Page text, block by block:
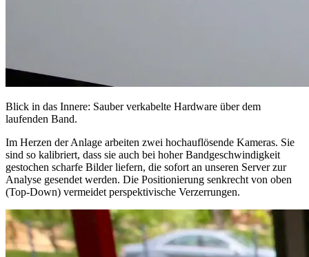
Blick in das Innere: Sauber verkabelte Hardware über dem
laufenden Band.
Im Herzen der Anlage arbeiten zwei hochauflösende Kameras. Sie
sind so kalibriert, dass sie auch bei hoher Bandgeschwindigkeit
gestochen scharfe Bilder liefern, die sofort an unseren Server zur
Analyse gesendet werden. Die Positionierung senkrecht von oben
(Top-Down) vermeidet perspektivische Verzerrungen.